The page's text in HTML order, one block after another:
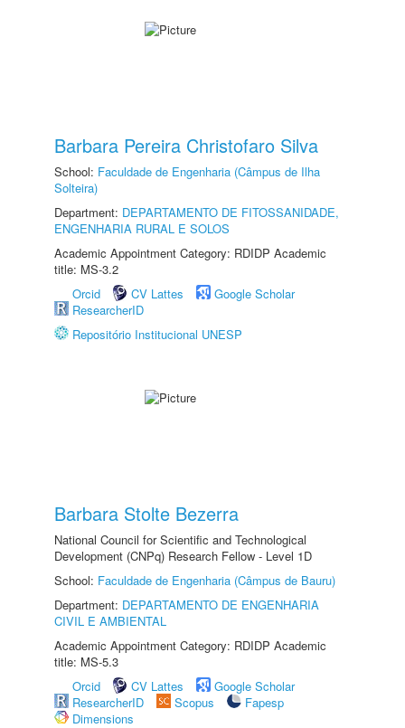
Barbara Pereira Christofaro Silva
School: Faculdade de Engenharia (Câmpus de Ilha
Solteira)
Department: DEPARTAMENTO DE FITOSSANIDADE,
ENGENHARIA RURAL E SOLOS
Academic Appointment Category: RDIDP Academic
title: MS-3.2
Orcid
CV Lattes
Google Scholar
ResearcherID
Repositório Institucional UNESP
Barbara Stolte Bezerra
National Council for Scientific and Technological
Development (CNPq) Research Fellow - Level 1D
School: Faculdade de Engenharia (Câmpus de Bauru)
Department: DEPARTAMENTO DE ENGENHARIA
CIVIL E AMBIENTAL
Academic Appointment Category: RDIDP Academic
title: MS-5.3
Orcid
CV Lattes
Google Scholar
ResearcherID
Scopus
Fapesp
Dimensions